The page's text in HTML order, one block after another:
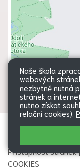
Všechna práva
Přístupnost stránek
COOKIES
Naše škola
webových
nezbytně nutná
stránek a
nutno získat
relační cookies).